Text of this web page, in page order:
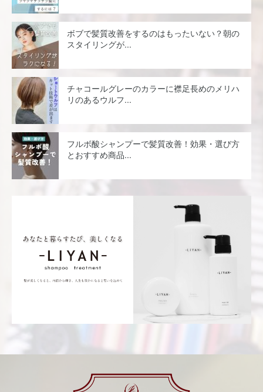
ボブで髪質改善をするのはもったいない？朝の
スタイリングが...
チャコールグレーのカラーに襟足長めのメリハ
リのあるウルフ...
フルボ酸シャンプーで髪質改善！効果・選び方
とおすすめ商品...